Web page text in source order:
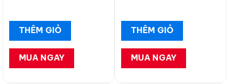
THÊM GIỎ
MUA NGAY
THÊM GIỎ
MUA NGAY